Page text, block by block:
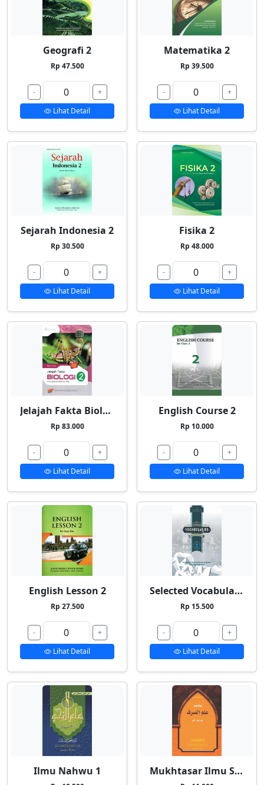
Geografi 2
Rp 47.500
-
+
Lihat Detail
Matematika 2
Rp 39.500
-
+
Lihat Detail
Sejarah Indonesia 2
Rp 30.500
-
+
Lihat Detail
Fisika 2
Rp 48.000
-
+
Lihat Detail
Jelajah Fakta Biologi 2
Rp 83.000
-
+
Lihat Detail
English Course 2
Rp 10.000
-
+
Lihat Detail
English Lesson 2
Rp 27.500
-
+
Lihat Detail
Selected Vocabularies 2
Rp 15.500
-
+
Lihat Detail
Ilmu Nahwu 1 Mukhtasar Ilmu Shorf